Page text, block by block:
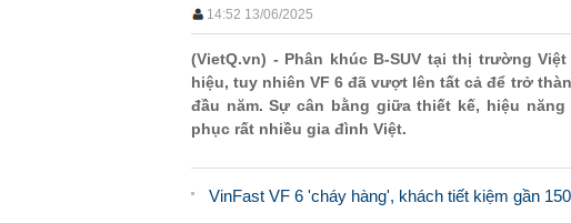
14:52 13/06/2025
(VietQ.vn) - Phân khúc B-SUV tại thị trường
hiệu, tuy nhiên VF 6 đã vượt lên tất cả để trở
đầu năm. Sự cân bằng giữa thiết kế, hiệu
phục rất nhiều gia đình Việt.
VinFast VF 6 'cháy hàng', khách tiết kiệm gần